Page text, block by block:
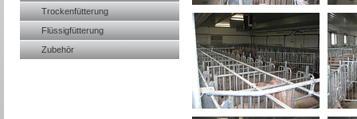
Trockenfütterung
Flüssigfütterung
Zubehör